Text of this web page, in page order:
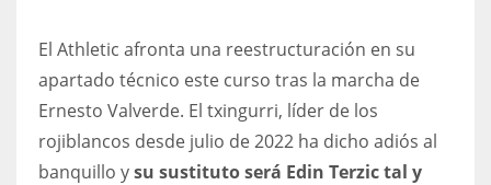
3
ATL
24
El Athletic afronta una reestructuración en su
apartado técnico este curso tras la marcha de
Ernesto Valverde. El txingurri, líder de los
rojiblancos desde julio de 2022 ha dicho adiós al
banquillo ysu sustituto será Edin Terzic tal y